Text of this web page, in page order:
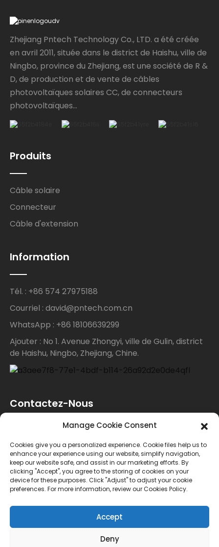
Zhejiang Pntech Technology Co., LTD. a été créée
en avril 2011, située dans le district de Haishu, ville de
Ningbo, province du Zhejiang, est une société de R &
D, de production et de vente de câbles
photovoltaïques solaires CC, de connecteurs
photovoltaïques...
Produits
Câble solaire
Connecteur
Câble d'extension
Information
Tél. : +86 574 27975188
Courriel : david@pntech.com.cn
WhatsApp : +86 18106639299
Ajouter : No 1. Avenue Zhongyi, ville de Gulin, district
de Haishu, Ningbo, Zhejiang, Chine.
Contactez-Nous
produits ou notre liste de prix, veuillez nous laisser
votre e-mail et nous vous contacterons dans les 24
heures.
ENQUÊTE
Manage Cookie Consent
Cookies give you a personalized experience. Cookie files help us to
enhance your experience using our website, simplify navigation,
keep our website safe, and assist in our marketing efforts. By
clicking "Accept", you agree to the storing of cookies on your
device for these purposes. Click "Adjust" to adjust your cookie
preferences. For more information, review our Cookies Policy.
Accept
Deny